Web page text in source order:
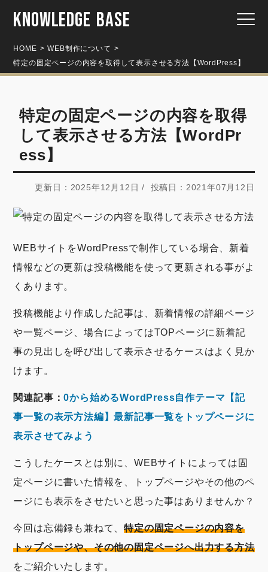
KNOWLEDGE BASE
HOME
WEB制作について
特定の固定ページの内容を取得して表示させる方法【WordPress】
特定の固定ページの内容を取得
して表示させる方法【WordPr
ess】
更新日：2025年12月12日 / 投稿日：2021年07月12日
WEBサイトをWordPressで制作している場合、新着
情報などの更新は投稿機能を使って更新される事がよ
くあります。
投稿機能より作成した記事は、新着情報の詳細ページ
や一覧ページ、場合によってはTOPページに新着記
事の見出しを呼び出して表示させるケースはよく見か
けます。
関連記事：0から始めるWordPress自作テーマ【記
事一覧の表示方法編】最新記事一覧をトップページに
表示させてみよう
こうしたケースとは別に、WEBサイトによっては固
定ページに書いた情報を、トップページやその他のペ
ージにも表示をさせたいと思った事はありませんか？
今回は忘備録も兼ねて、特定の固定ページの内容を
トップページや、その他の固定ページへ出力する方法
をご紹介いたします。